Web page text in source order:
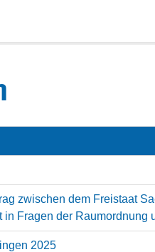
zwischen dem Freistaat
Fragen der Raumordnung
2025